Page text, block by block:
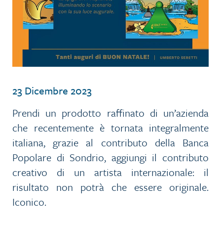
23 Dicembre 2023
Prendi un prodotto raffinato di un’azienda
che recentemente è tornata integralmente
italiana, grazie al contributo della Banca
Popolare di Sondrio, aggiungi il contributo
creativo di un artista internazionale: il
risultato non potrà che essere originale.
Iconico.